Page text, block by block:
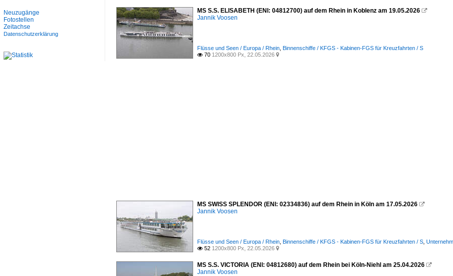
MS S.S. ELISABETH (ENI: 04812700) auf dem Rhein in Koblenz am 19.05.2026 
Jannik Voosen
Flüsse und Seen / Europa / Rhein Binnenschiffe / KFGS - Kabinen-FGS für Kreuzfahrten / S
 70 1200x800 Px, 22.05.2026 
MS SWISS SPLENDOR (ENI: 02334836) auf dem Rhein in Köln am 17.05.2026 
Jannik Voosen
Flüsse und Seen / Europa / Rhein Binnenschiffe / KFGS - Kabinen-FGS für Kreuzfahrten / S
 52 1200x800 Px, 22.05.2026 
MS S.S. VICTORIA (ENI: 04812680) auf dem Rhein bei Köln-Niehl am 25.04.2026 
Jannik Voosen
Neuzugänge
Fotostellen
Zeitachse
Datenschutzerklärung